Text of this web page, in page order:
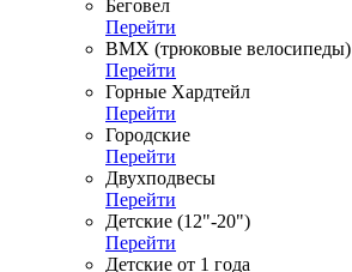
Беговел
Перейти
ВМХ (трюковые велосипеды)
Перейти
Горные Хардтейл
Перейти
Городские
Перейти
Двухподвесы
Перейти
Детские (12"-20")
Перейти
Детские от 1 года